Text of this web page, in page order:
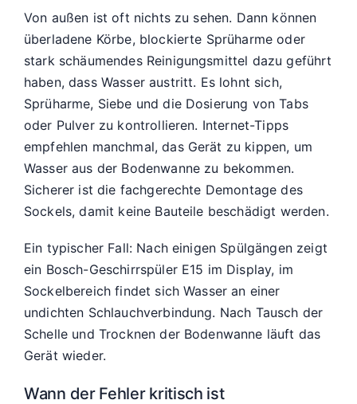
Von außen ist oft nichts zu sehen. Dann können
überladene Körbe, blockierte Sprüharme oder
stark schäumendes Reinigungsmittel dazu geführt
haben, dass Wasser austritt. Es lohnt sich,
Sprüharme, Siebe und die Dosierung von Tabs
oder Pulver zu kontrollieren. Internet-Tipps
empfehlen manchmal, das Gerät zu kippen, um
Wasser aus der Bodenwanne zu bekommen.
Sicherer ist die fachgerechte Demontage des
Sockels, damit keine Bauteile beschädigt werden.
Ein typischer Fall: Nach einigen Spülgängen zeigt
ein Bosch-Geschirrspüler E15 im Display, im
Sockelbereich findet sich Wasser an einer
undichten Schlauchverbindung. Nach Tausch der
Schelle und Trocknen der Bodenwanne läuft das
Gerät wieder.
Wann der Fehler kritisch ist